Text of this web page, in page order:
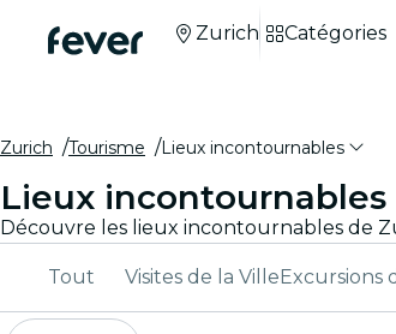
Zurich Catégories
Zurich Tourisme Lieux incontournables
Lieux incontournables
Tout Visites de la VilleExcursions